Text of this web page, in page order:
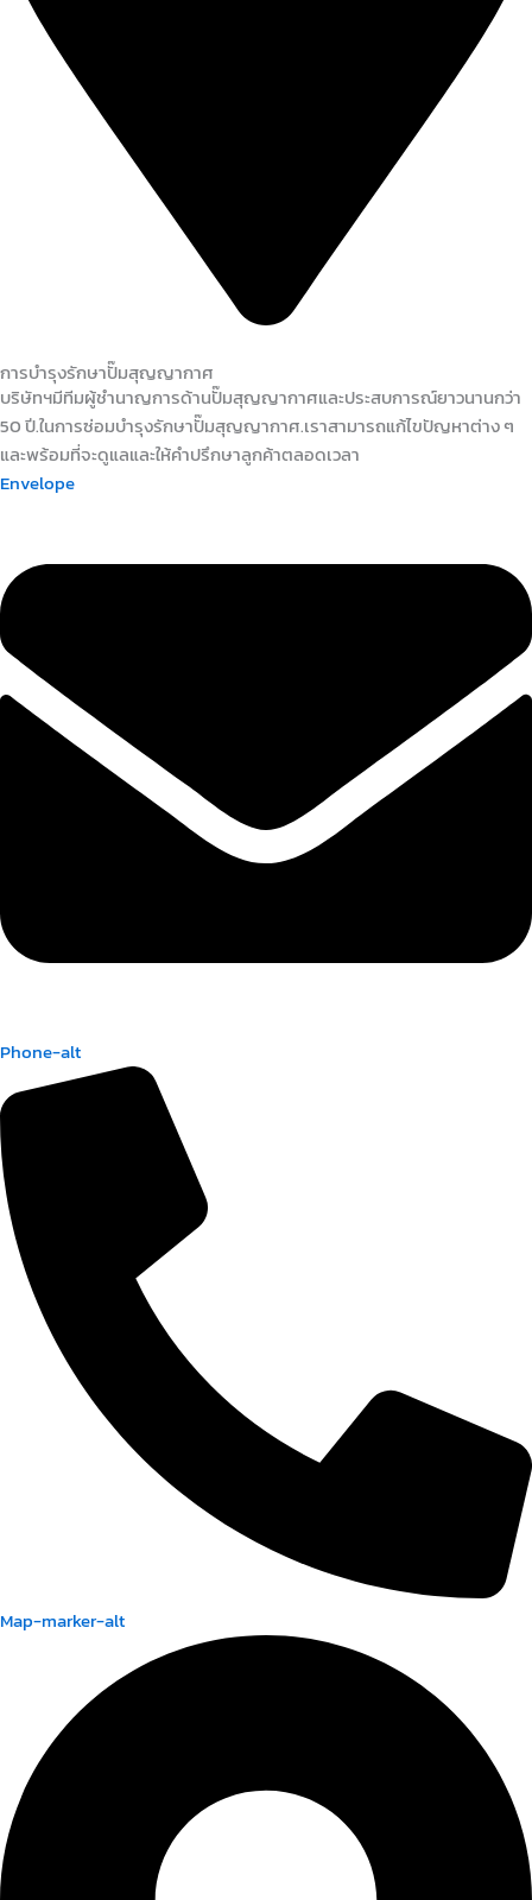
การบำรุงรักษาปั๊มสุญญากาศ
บริษัทฯมีทีมผู้ชำนาญการด้านปั๊มสุญญากาศและประสบการณ์ยาวนานกว่า
50 ปี.ในการซ่อมบำรุงรักษาปั๊มสุญญากาศ.เราสามารถแก้ไขปัญหาต่าง ๆ
และพร้อมที่จะดูแลและให้คำปรึกษาลูกค้าตลอดเวลา
Envelope
Phone-alt
Map-marker-alt